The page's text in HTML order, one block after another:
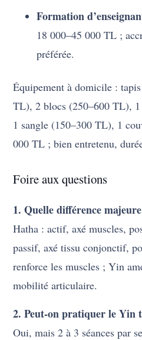
Formation
18 000–45 000 TL ;
préférée.
Équipement à domicile :
TL), 2 blocs (250–600 TL),
1 sangle (150–300 TL), 1
000 TL ; bien entretenu,
Foire aux questions
1. Quelle différence
Hatha : actif, axé muscles,
passif, axé tissu conjonctif,
renforce les muscles ; Yin
mobilité articulaire.
2. Peut-on pratiquer le Yin
Oui, mais 2 à 3 séances par